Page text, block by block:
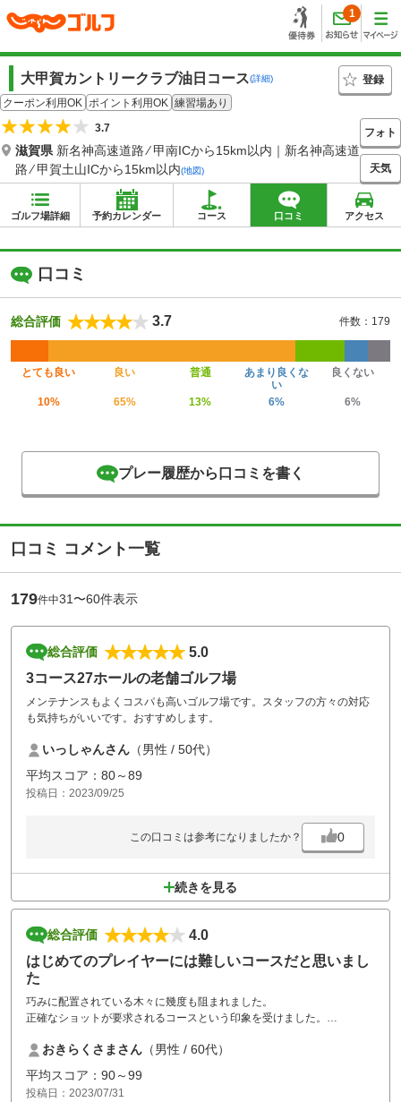
1
大甲賀カントリークラブ油日コース(詳細)
登録
クーポン利用OK ポイント利用OK 練習場あり
3.7
滋賀県 新名神高速道路 ⁄ 甲南ICから15km以内｜新名神高速道
路 ⁄ 甲賀土山ICから15km以内(地図)
フォト
天気
ゴルフ場詳細 予約カレンダー コース 口コミ アクセス
口コミ
総合評価 3.7 件数：179
とても良い 良い 普通
あまり良くな
い
良くない
10% 65% 13% 6% 6%
プレー履歴から口コミを書く
口コミ コメント一覧
179件中31〜60件表示
総合評価
5.0
3コース27ホールの老舗ゴルフ場
メンテナンスもよくコスパも高いゴルフ場です。スタッフの方々の対応
も気持ちがいいです。おすすめします。
いっしゃんさん （男性 / 50代）
平均スコア：80～89
投稿日：2023/09/25
この口コミは参考になりましたか？ 0
続きを見る
総合評価
4.0
はじめてのプレイヤーには難しいコースだと思いまし
た
巧みに配置されている木々に幾度も阻まれました。
正確なショットが要求されるコースという印象を受けました。
おきらくさまさん （男性 / 60代）
平均スコア：90～99
投稿日：2023/07/31